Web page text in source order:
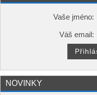
Vaše jméno:
Váš email:
NOVINKY